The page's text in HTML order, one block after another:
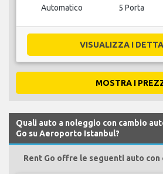
Automatico 5 Porta
VISUALIZZA I
MOSTRA I
Quali auto a noleggio con cambio
Go su Aeroporto Istanbul?
Rent Go offre le seguenti auto con